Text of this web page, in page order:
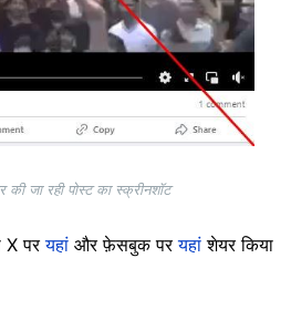
जा रही पोस्ट का स्क्रीनशॉट
X परयहां और फ़ेसबुक परयहां शेयर किया